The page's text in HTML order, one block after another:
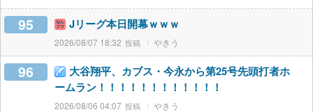
95 Jリーグ本日開幕ｗｗｗ
2026/08/07 18:32 やきう
96
大谷翔平、カブス・今永から第25号先頭打者ホ
ームラン！！！！！！！！！！！！
2026/08/06 04:07 やきう